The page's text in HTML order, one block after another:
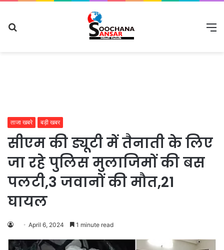
ताजा खबरे बड़ी खबर
सीएम की ड्यूटी में तैनाती के लिए
जा रहे पुलिस मुलाजिमों की बस
पलटी,3 जवानों की मौत,21
घायल
April 6, 2024 1 minute read